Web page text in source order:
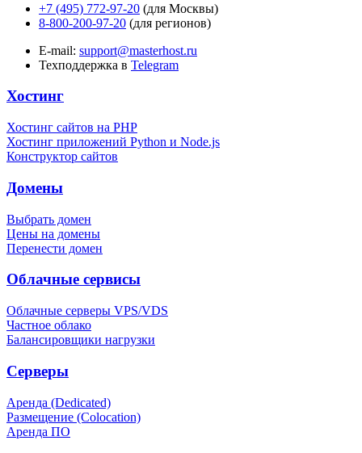
+7 (495) 772-97-20 (для Москвы)
8-800-200-97-20 (для регионов)
E-mail: support@masterhost.ru
Техподдержка в Telegram
Хостинг
Хостинг сайтов на PHP
Хостинг приложений Python и Node.js
Конструктор сайтов
Домены
Выбрать домен
Цены на домены
Перенести домен
Облачные сервисы
Облачные серверы VPS/VDS
Частное облако
Балансировщики нагрузки
Серверы
Аренда (Dedicated)
Размещение (Colocation)
Аренда ПО